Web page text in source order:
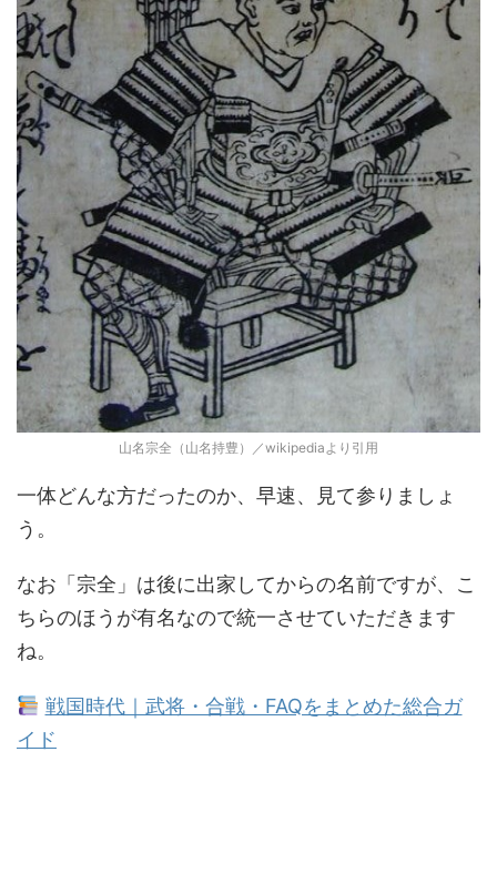
山名宗全（山名持豊）／wikipediaより引用
一体どんな方だったのか、早速、見て参りましょ
う。
なお「宗全」は後に出家してからの名前ですが、こ
ちらのほうが有名なので統一させていただきます
ね。
戦国時代｜武将・合戦・FAQをまとめた総合ガ
イド